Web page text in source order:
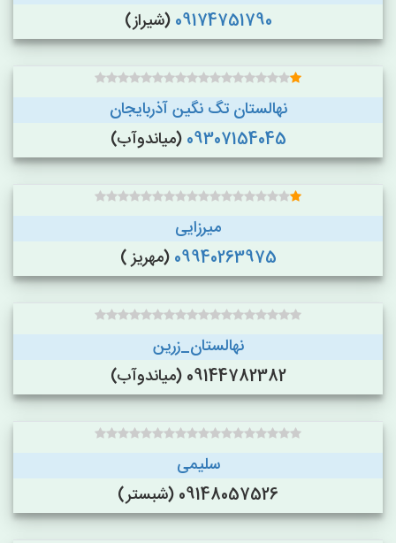
09174751790 (شیراز)
نهالستان تگ نگین آذربایجان
09307154045 (میاندوآب)
میرزایی
09940263975 (مهریز )
نهالستان_زرین
09144782382 (میاندوآب)
سلیمی
09148057526 (شبستر)